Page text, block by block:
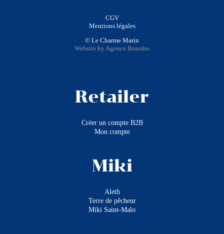
CGV
Mentions légales
© Le Charme Marin
Website by Agence Bonobo
Retailer
Créer un compte B2B
Mon compte
Miki
Aleth
Terre de pêcheur
Miki Saint-Malo